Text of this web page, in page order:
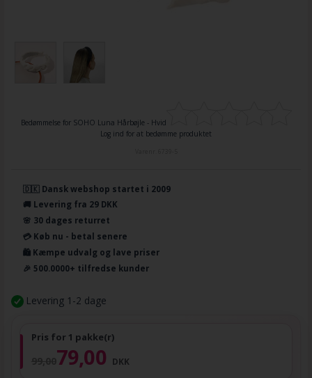
Bedømmelse for SOHO Luna Hårbøjle - Hvid
Log ind for at bedømme produktet
🇩🇰 Dansk webshop startet i 2009
🚚 Levering fra 29 DKK
🌸 30 dages returret
💳 Køb nu - betal senere
🛍️ Kæmpe udvalg og lave priser
🎉 500.0000+ tilfredse kunder
Levering 1-2 dage
Pris for 1 pakke(r)
79,00 DKK